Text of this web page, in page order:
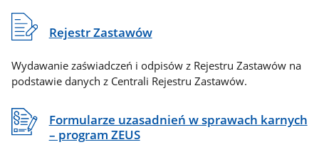
Rejestr Zastawów
Wydawanie zaświadczeń i odpisów z Rejestru Zastawów na
podstawie danych z Centrali Rejestru Zastawów.
Formularze uzasadnień w sprawach karnych
– program ZEUS